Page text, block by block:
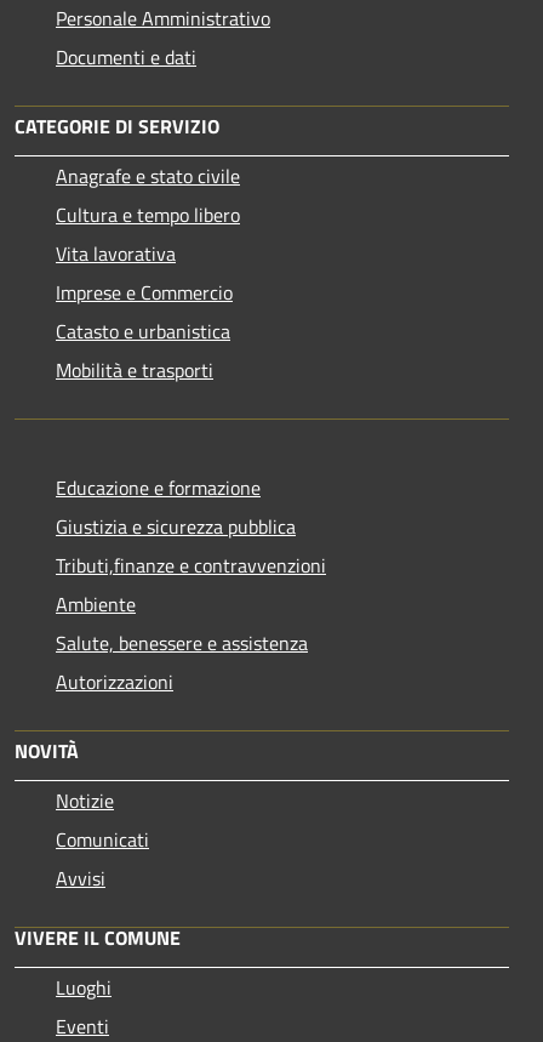
Personale Amministrativo
Documenti e dati
CATEGORIE DI SERVIZIO
Anagrafe e stato civile
Cultura e tempo libero
Vita lavorativa
Imprese e Commercio
Catasto e urbanistica
Mobilità e trasporti
Educazione e formazione
Giustizia e sicurezza pubblica
Tributi,finanze e contravvenzioni
Ambiente
Salute, benessere e assistenza
Autorizzazioni
NOVITÀ
Notizie
Comunicati
Avvisi
VIVERE IL COMUNE
Luoghi
Eventi